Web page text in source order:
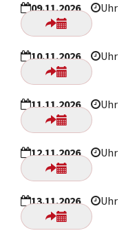
09.11.2026 Uhr
10.11.2026 Uhr
11.11.2026 Uhr
12.11.2026 Uhr
13.11.2026 Uhr